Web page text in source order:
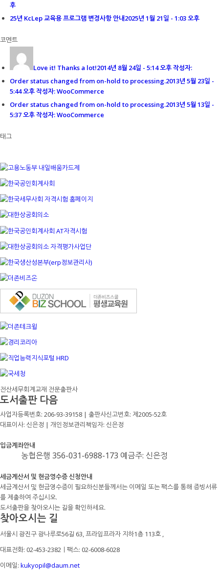
후
25년 KcLep 교육용 프로그램 변경사항 안내2025년 1월 21일 - 1:03 오후
코멘트
Love it! Thanks a lot!2014년 8월 24일 - 5:14 오후 작성자:
Order status changed from on-hold to processing.2013년 5월 23일 -
5:44 오후 작성자: WooCommerce
Order status changed from on-hold to processing.2013년 5월 13일 -
5:37 오후 작성자: WooCommerce
태그
전산세무회계교재 전문출판사
도서출판 다음
사업자등록번호: 206-93-39158 | 출판사신고번호: 제2005-52호
대표이사: 신은정 | 개인정보관리책임자: 신은정
입금계좌안내
농협은행 356-031-6988-173 예금주: 신은정
세금계산서 및 현금영수증 신청안내
세금계산서 및 현금영수증이 필요하신분들께서는 이메일 또는 팩스를 통해 증빙서류
를 제출하여 주십시오.
도서출판을 찾아오시는 길을 확인하세요.
찾아오시는 길
서울시 광진구 광나루로56길 63, 프라임프라자 지하1층 113호 ,
대표전화: 02-453-2382ㅣ팩스: 02-6008-6028
이메일: kukyopil@daum.net